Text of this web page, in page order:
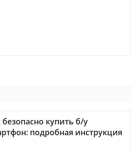
безопасно купить б/у
подробная инструкция